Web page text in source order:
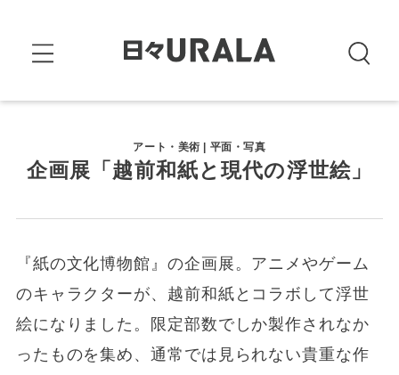
アート・美術 | 平面・写真
企画展「越前和紙と現代の浮世絵」
『紙の文化博物館』の企画展。アニメやゲーム
のキャラクターが、越前和紙とコラボして浮世
絵になりました。限定部数でしか製作されなか
ったものを集め、通常では見られない貴重な作